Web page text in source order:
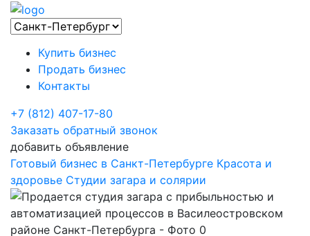
Купить бизнес
Продать бизнес
Контакты
+7 (812) 407-17-80
Заказать обратный звонок
добавить объявление
Готовый бизнес в Санкт-Петербурге Красота и
здоровье Студии загара и солярии